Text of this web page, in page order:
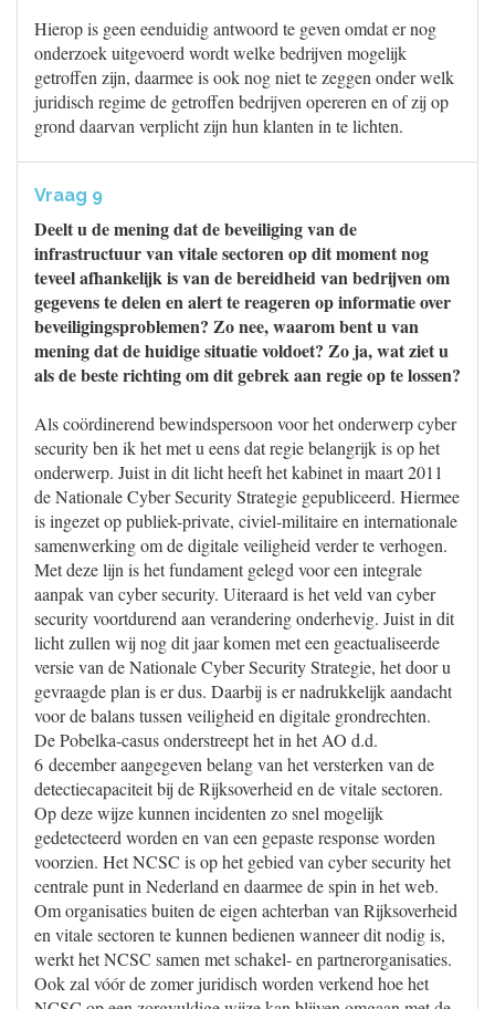
Hierop is geen eenduidig antwoord te geven omdat er nog
onderzoek uitgevoerd wordt welke bedrijven mogelijk
getroffen zijn, daarmee is ook nog niet te zeggen onder welk
juridisch regime de getroffen bedrijven opereren en of zij op
grond daarvan verplicht zijn hun klanten in te lichten.
Vraag 9
Deelt u de mening dat de beveiliging van de
infrastructuur van vitale sectoren op dit moment nog
teveel afhankelijk is van de bereidheid van bedrijven om
gegevens te delen en alert te reageren op informatie over
beveiligingsproblemen? Zo nee, waarom bent u van
mening dat de huidige situatie voldoet? Zo ja, wat ziet u
als de beste richting om dit gebrek aan regie op te lossen?
Als coördinerend bewindspersoon voor het onderwerp cyber
security ben ik het met u eens dat regie belangrijk is op het
onderwerp. Juist in dit licht heeft het kabinet in maart 2011
de Nationale Cyber Security Strategie gepubliceerd. Hiermee
is ingezet op publiek-private, civiel-militaire en internationale
samenwerking om de digitale veiligheid verder te verhogen.
Met deze lijn is het fundament gelegd voor een integrale
aanpak van cyber security. Uiteraard is het veld van cyber
security voortdurend aan verandering onderhevig. Juist in dit
licht zullen wij nog dit jaar komen met een geactualiseerde
versie van de Nationale Cyber Security Strategie, het door u
gevraagde plan is er dus. Daarbij is er nadrukkelijk aandacht
voor de balans tussen veiligheid en digitale grondrechten.
De Pobelka-casus onderstreept het in het AO d.d.
6 december aangegeven belang van het versterken van de
detectiecapaciteit bij de Rijksoverheid en de vitale sectoren.
Op deze wijze kunnen incidenten zo snel mogelijk
gedetecteerd worden en van een gepaste response worden
voorzien. Het NCSC is op het gebied van cyber security het
centrale punt in Nederland en daarmee de spin in het web.
Om organisaties buiten de eigen achterban van Rijksoverheid
en vitale sectoren te kunnen bedienen wanneer dit nodig is,
werkt het NCSC samen met schakel- en partnerorganisaties.
Ook zal vóór de zomer juridisch worden verkend hoe het